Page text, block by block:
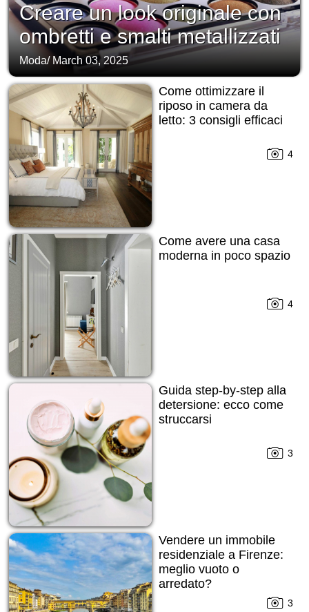
Creare un look originale con
ombretti e smalti metallizzati
Moda/ March 03, 2025
Come ottimizzare il
riposo in camera da
letto: 3 consigli efficaci
4
Come avere una casa
moderna in poco spazio
4
Guida step-by-step alla
detersione: ecco come
struccarsi
3
Vendere un immobile
residenziale a Firenze:
meglio vuoto o
arredato?
3